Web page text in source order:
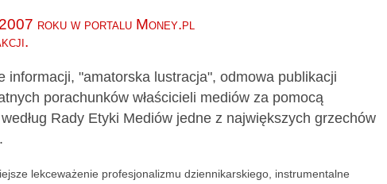
roku w portalu Money.pl
informacji, "amatorska lustracja", odmowa publikacji
porachunków właścicieli mediów za pomocą
Rady Etyki Mediów jedne z największych grzechów
lekceważenie profesjonalizmu dziennikarskiego, instrumentalne